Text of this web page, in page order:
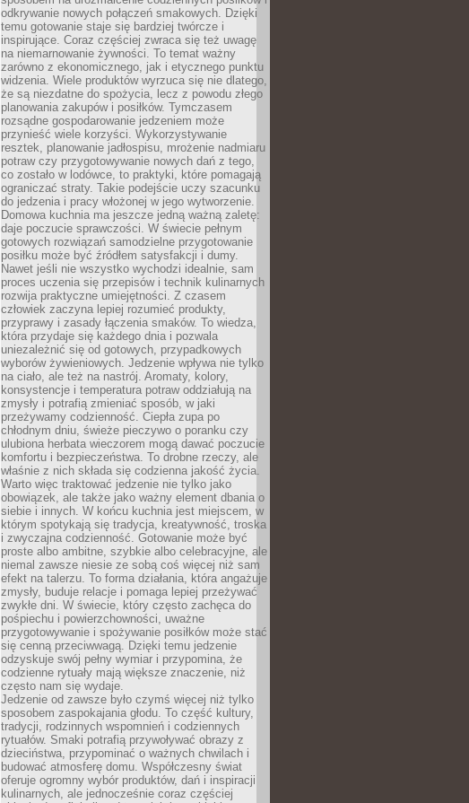
odkrywanie nowych połączeń smakowych. Dzięki
temu gotowanie staje się bardziej twórcze i
inspirujące. Coraz częściej zwraca się też uwagę
na niemarnowanie żywności. To temat ważny
zarówno z ekonomicznego, jak i etycznego punktu
widzenia. Wiele produktów wyrzuca się nie dlatego,
że są niezdatne do spożycia, lecz z powodu złego
planowania zakupów i posiłków. Tymczasem
rozsądne gospodarowanie jedzeniem może
przynieść wiele korzyści. Wykorzystywanie
resztek, planowanie jadłospisu, mrożenie nadmiaru
potraw czy przygotowywanie nowych dań z tego,
co zostało w lodówce, to praktyki, które pomagają
ograniczać straty. Takie podejście uczy szacunku
do jedzenia i pracy włożonej w jego wytworzenie.
Domowa kuchnia ma jeszcze jedną ważną zaletę:
daje poczucie sprawczości. W świecie pełnym
gotowych rozwiązań samodzielne przygotowanie
posiłku może być źródłem satysfakcji i dumy.
Nawet jeśli nie wszystko wychodzi idealnie, sam
proces uczenia się przepisów i technik kulinarnych
rozwija praktyczne umiejętności. Z czasem
człowiek zaczyna lepiej rozumieć produkty,
przyprawy i zasady łączenia smaków. To wiedza,
która przydaje się każdego dnia i pozwala
uniezależnić się od gotowych, przypadkowych
wyborów żywieniowych. Jedzenie wpływa nie tylko
na ciało, ale też na nastrój. Aromaty, kolory,
konsystencje i temperatura potraw oddziałują na
zmysły i potrafią zmieniać sposób, w jaki
przeżywamy codzienność. Ciepła zupa po
chłodnym dniu, świeże pieczywo o poranku czy
ulubiona herbata wieczorem mogą dawać poczucie
komfortu i bezpieczeństwa. To drobne rzeczy, ale
właśnie z nich składa się codzienna jakość życia.
Warto więc traktować jedzenie nie tylko jako
obowiązek, ale także jako ważny element dbania o
siebie i innych. W końcu kuchnia jest miejscem, w
którym spotykają się tradycja, kreatywność, troska
i zwyczajna codzienność. Gotowanie może być
proste albo ambitne, szybkie albo celebracyjne, ale
niemal zawsze niesie ze sobą coś więcej niż sam
efekt na talerzu. To forma działania, która angażuje
zmysły, buduje relacje i pomaga lepiej przeżywać
zwykłe dni. W świecie, który często zachęca do
pośpiechu i powierzchowności, uważne
przygotowywanie i spożywanie posiłków może stać
się cenną przeciwwagą. Dzięki temu jedzenie
odzyskuje swój pełny wymiar i przypomina, że
codzienne rytuały mają większe znaczenie, niż
często nam się wydaje.
Jedzenie od zawsze było czymś więcej niż tylko
sposobem zaspokajania głodu. To część kultury,
tradycji, rodzinnych wspomnień i codziennych
rytuałów. Smaki potrafią przywoływać obrazy z
dzieciństwa, przypominać o ważnych chwilach i
budować atmosferę domu. Współczesny świat
oferuje ogromny wybór produktów, dań i inspiracji
kulinarnych, ale jednocześnie coraz częściej